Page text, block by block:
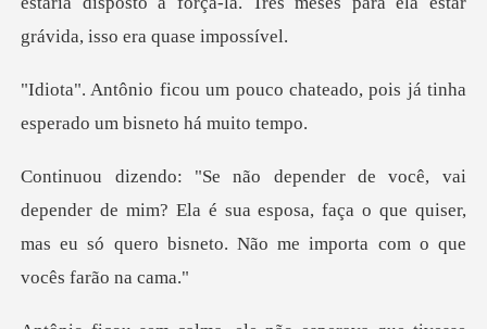
o chateado, pois já tinha
esper
de mim? Ela é sua esposa, faça o que quiser,
mas eu só que